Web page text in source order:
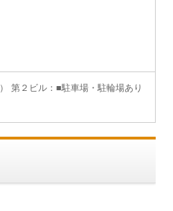
第２ビル：■駐車場・駐輪場あり